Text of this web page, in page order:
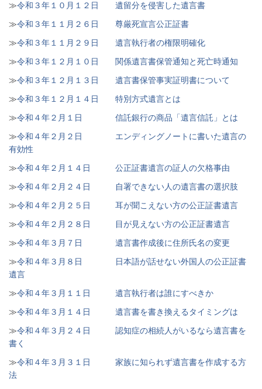
≫令和３年１０月１２日 遺留分を侵害した遺言書
≫令和３年１１月２６日 尊厳死宣言公正証書
≫令和３年１１月２９日 遺言執行者の権限明確化
≫令和３年１２月１０日 関係遺言書保管通知と死亡時通知
≫令和３年１２月１３日 遺言書保管事実証明書について
≫令和３年１２月１４日 特別方式遺言とは
≫令和４年２月１日 信託銀行の商品「遺言信託」とは
≫令和４年２月２日 エンディングノートに書いた遺言の
有効性
≫令和４年２月１４日 公正証書遺言の証人の欠格事由
≫令和４年２月２４日 自署できない人の遺言書の選択肢
≫令和４年２月２５日 耳が聞こえない方の公正証書遺言
≫令和４年２月２８日 目が見えない方の公正証書遺言
≫令和４年３月７日 遺言書作成後に住所氏名の変更
≫令和４年３月８日 日本語が話せない外国人の公正証書
遺言
≫令和４年３月１１日 遺言執行者は誰にすべきか
≫令和４年３月１４日 遺言書を書き換えるタイミングは
≫令和４年３月２４日 認知症の相続人がいるなら遺言書を
書く
≫令和４年３月３１日 家族に知られず遺言書を作成する方
法